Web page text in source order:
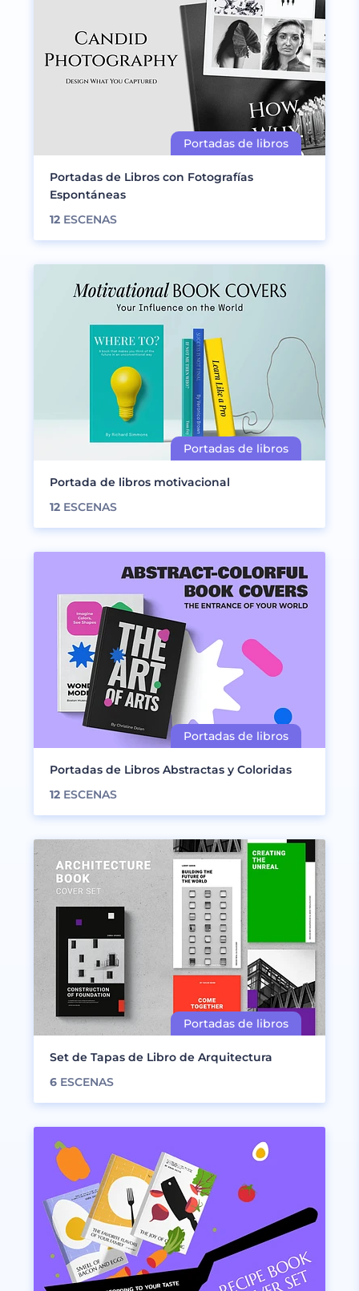
Portadas de Libros con Fotografías
Espontáneas
12 ESCENAS
Portada de libros motivacional
12 ESCENAS
Portadas de Libros Abstractas y Coloridas
12 ESCENAS
Set de Tapas de Libro de Arquitectura
6 ESCENAS